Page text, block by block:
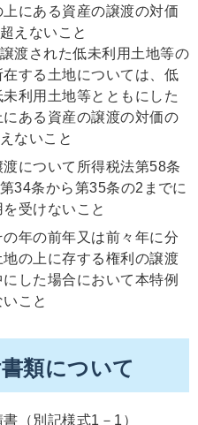
にある資産の譲渡の対価
えないこと
渡された低未利用土地等の
する土地については、低
利用土地等とともにした
ある資産の譲渡の対価の
ないこと
について所得税法第58条
34条から第35条の2までに
受けないこと
年の前年又は前々年に分
の上に存する権利の譲渡
した場合において本特例
こと
類について
（別記様式1－1）